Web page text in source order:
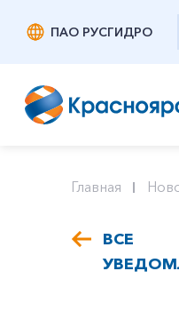
ПАО РУСГИДРО
Главная
ВСЕ